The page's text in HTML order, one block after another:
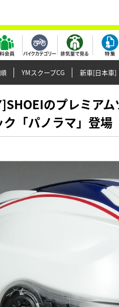
YMスクープCG 新車[日本車]
のプレミア
「パノラマ」登場